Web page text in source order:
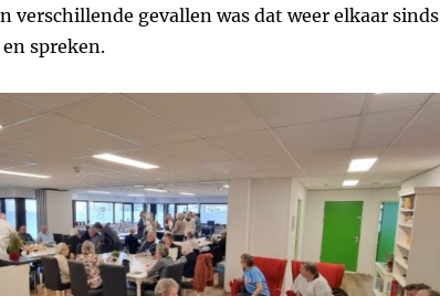
verschillende gevallen was dat weer elkaar sinds
spreken.